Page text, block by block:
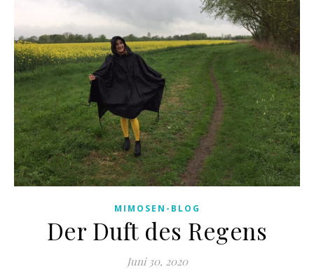
MIMOSEN-BLOG
Der Duft des Regens
Juni 30, 2020